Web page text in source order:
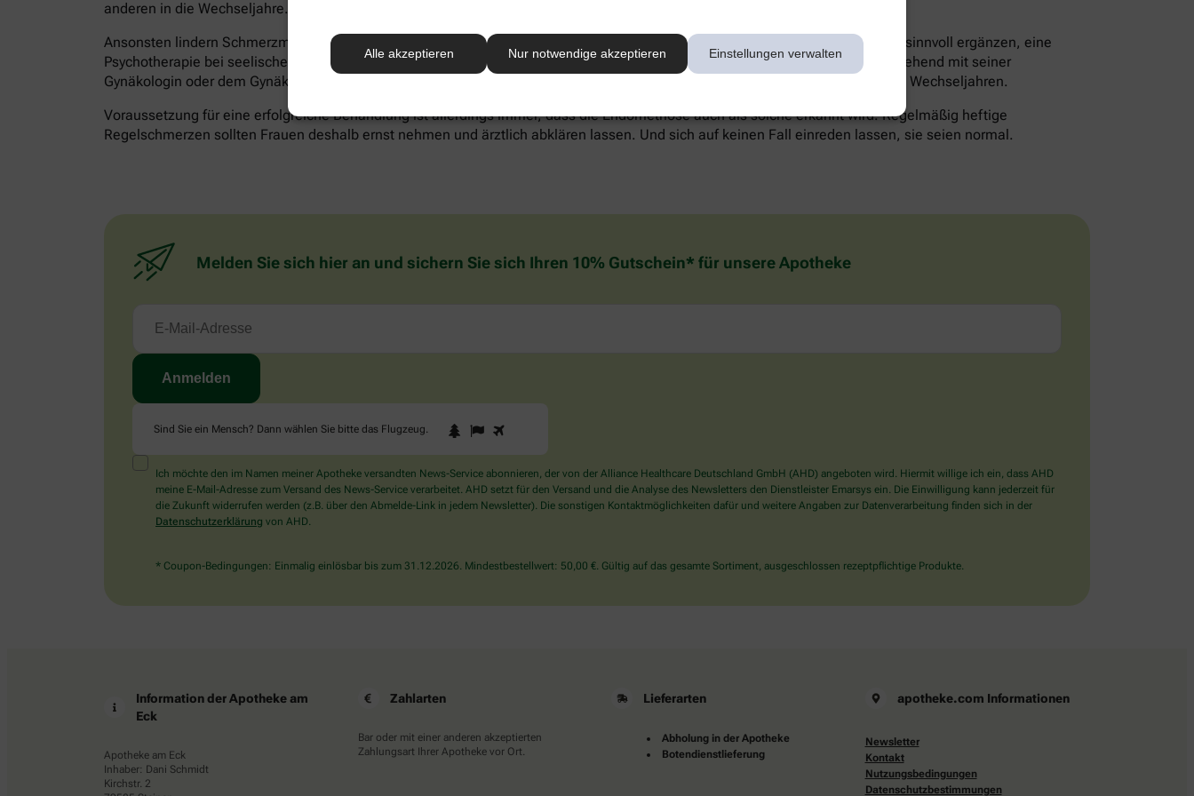
Alle akzeptieren Nur notwendige akzeptieren Einstellungen verwalten
anderen in die Wechseljahre.
Ansonsten lindern Schmerzmittel akute Beschwerden, alternative Methoden wie Entspannungstechniken können die Therapie sinnvoll ergänzen, eine
Psychotherapie bei seelischen Belastungen hilfreich sein. Welche Behandlung die individuell richtige ist, sollte man daher eingehend mit seiner
Gynäkologin oder dem Gynäkologen besprechen. Wichtig zu wissen: In den meisten Fällen verschwinden die Probleme mit den Wechseljahren.
Voraussetzung für eine erfolgreiche Behandlung ist allerdings immer, dass die Endometriose auch als solche erkannt wird. Regelmäßig heftige
Regelschmerzen sollten Frauen deshalb ernst nehmen und ärztlich abklären lassen. Und sich auf keinen Fall einreden lassen, sie seien normal.
Melden Sie sich hier an und sichern Sie sich Ihren 10% Gutschein* für unsere Apotheke
Sind Sie ein Mensch? Dann wählen Sie bitte das Flugzeug
Sind
Sie
Mensch?
Dann
wählen
Flugzeug.
1 2
Ich möchte den im Namen meiner Apotheke versandten News-Service abonnieren, der von der Alliance Healthcare Deutschland GmbH (AHD) angeboten wird. Hiermit willige ich ein, dass AHD
meine E-Mail-Adresse zum Versand des News-Service verarbeitet. AHD setzt für den Versand und die Analyse des Newsletters den Dienstleister Emarsys ein. Die Einwilligung kann jederzeit für
die Zukunft widerrufen werden (z.B. über den Abmelde-Link in jedem Newsletter). Die sonstigen Kontaktmöglichkeiten dafür und weitere Angaben zur Datenverarbeitung finden sich in der
Datenschutzerklärung von AHD.
* Coupon-Bedingungen: Einmalig einlösbar bis zum 31.12.2026. Mindestbestellwert: 50,00 €. Gültig auf das gesamte Sortiment, ausgeschlossen rezeptpflichtige Produkte.
Information der Apotheke am
Eck
Apotheke am Eck
Inhaber: Dani Schmidt
Kirchstr. 2
Zahlarten
Bar oder mit einer anderen akzeptierten
Zahlungsart Ihrer Apotheke vor Ort.
Lieferarten
Abholung in der Apotheke
Botendienstlieferung
apotheke.com Informationen
Newsletter
Kontakt
Nutzungsbedingungen
Datenschutzbestimmungen